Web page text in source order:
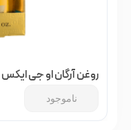
روغن آرگان او جی ایکس
ناموجود